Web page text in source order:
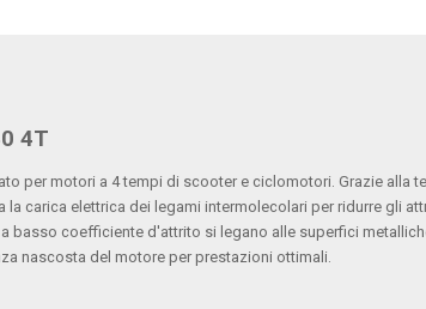
4T
per motori a 4 tempi di scooter e ciclomotori. Grazie alla
carica elettrica dei legami intermolecolari per ridurre gli
basso coefficiente d'attrito si legano alle superfici
nascosta del motore per prestazioni ottimali.